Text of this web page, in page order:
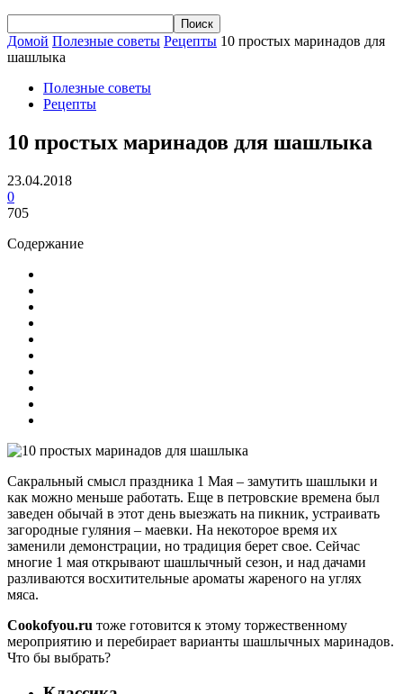
Домой Полезные советы Рецепты 10 простых маринадов для
шашлыка
Полезные советы
Рецепты
10 простых маринадов для шашлыка
23.04.2018
0
705
Содержание
Сакральный смысл праздника 1 Мая – замутить шашлыки и
как можно меньше работать. Еще в петровские времена был
заведен обычай в этот день выезжать на пикник, устраивать
загородные гуляния – маевки. На некоторое время их
заменили демонстрации, но традиция берет свое. Сейчас
многие 1 мая открывают шашлычный сезон, и над дачами
разливаются восхитительные ароматы жареного на углях
мяса.
Cookofyou.ru тоже готовится к этому торжественному
мероприятию и перебирает варианты шашлычных маринадов.
Что бы выбрать?